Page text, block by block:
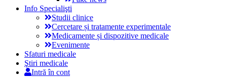
Info Specialişti
Studii clinice
Cercetare și tratamente experimentale
Medicamente și dispozitive medicale
Evenimente
Sfaturi medicale
Ştiri medicale
Intră în cont